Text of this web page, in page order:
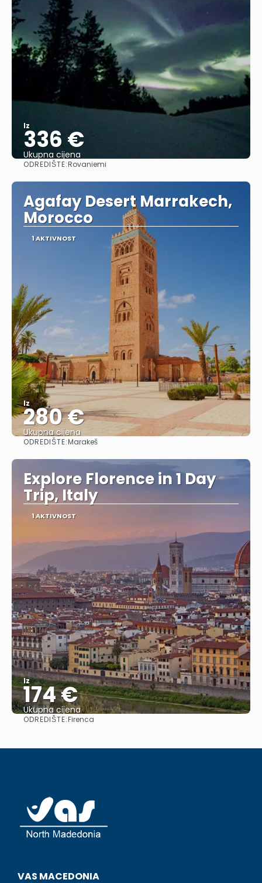
Iz
336 €
Ukupna cijena
ODREDIŠTE:Rovaniemi
Agafay Desert Marrakech,
Morocco
1 AKTIVNOST
Iz
280 €
Ukupna cijena
ODREDIŠTE:Marakeš
Explore Florence in 1 Day
Trip, Italy
1 AKTIVNOST
Iz
174 €
Ukupna cijena
ODREDIŠTE:Firenca
VAS MACEDONIA